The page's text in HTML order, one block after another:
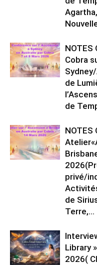
NOTES
Cobra
de
de
NOTES
privé/
de
Terre,...
Library
2026(